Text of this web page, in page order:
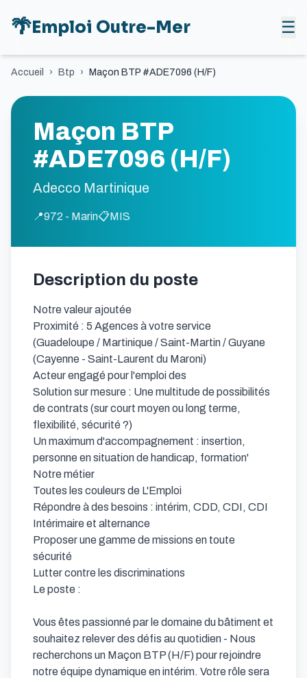
🌴Emploi Outre-Mer ☰
Accueil › Btp › Maçon BTP #ADE7096 (H/F)
Maçon BTP
#ADE7096 (H/F)
Adecco Martinique
📍972 - Marin📋MIS
Description du poste
Notre valeur ajoutée
Proximité : 5 Agences à votre service
(Guadeloupe / Martinique / Saint-Martin / Guyane
(Cayenne - Saint-Laurent du Maroni)
Acteur engagé pour l'emploi des
Solution sur mesure : Une multitude de possibilités
de contrats (sur court moyen ou long terme,
flexibilité, sécurité ?)
Un maximum d'accompagnement : insertion,
personne en situation de handicap, formation'
Notre métier
Toutes les couleurs de L'Emploi
Répondre à des besoins : intérim, CDD, CDI, CDI
Intérimaire et alternance
Proposer une gamme de missions en toute
sécurité
Lutter contre les discriminations
Le poste :
Vous êtes passionné par le domaine du bâtiment et
souhaitez relever des défis au quotidien - Nous
recherchons un Maçon BTP (H/F) pour rejoindre
notre équipe dynamique en intérim. Votre rôle sera